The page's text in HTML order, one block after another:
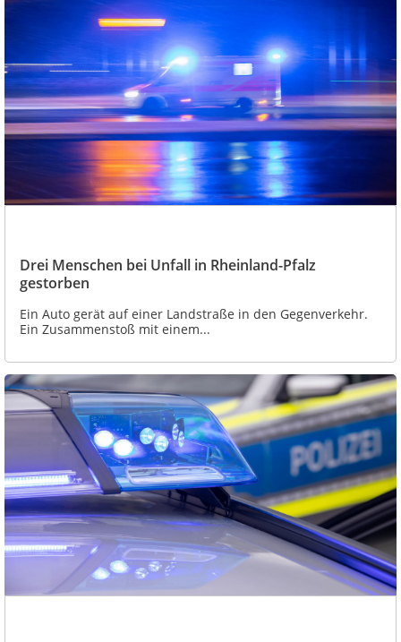
Drei Menschen bei Unfall in Rheinland-Pfalz
gestorben
Ein Auto gerät auf einer Landstraße in den Gegenverkehr.
Ein Zusammenstoß mit einem...